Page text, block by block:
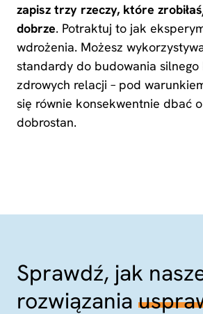
zapisz trzy rzeczy, które
dobrze. Potraktuj to jak
wdrożenia. Możesz
standardy do budowania silnego
zdrowych relacji – pod
się równie konsekwentnie dbać
dobrostan.
Sprawdź, jak
rozwiązania